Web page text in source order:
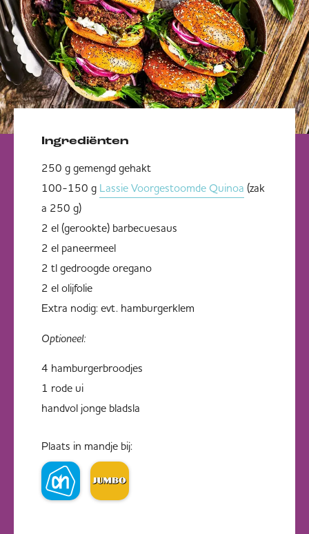
Ingrediënten
250 g gemengd gehakt
100-150 g Lassie Voorgestoomde Quinoa (zak
a 250 g)
2 el (gerookte) barbecuesaus
2 el paneermeel
2 tl gedroogde oregano
2 el olijfolie
Extra nodig: evt. hamburgerklem
Optioneel:
4 hamburgerbroodjes
1 rode ui
handvol jonge bladsla
Plaats in mandje bij: